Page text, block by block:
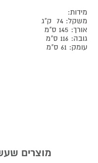
מידות:
משקל: 74 ק"ג
אורך: 145 ס"מ
גובה: 116 ס"מ
עומק: 61 ס"מ
מוצרים